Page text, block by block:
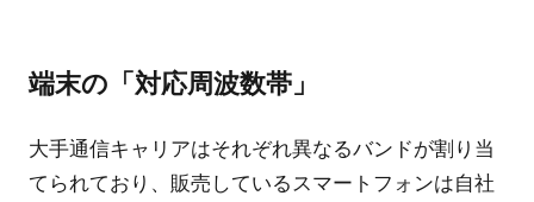
端末の「対応周波数帯」
大手通信キャリアはそれぞれ異なるバンドが割り当
てられており、販売しているスマートフォンは自社